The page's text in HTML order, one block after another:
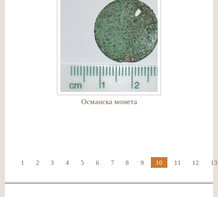
Османска монета
1 2 3 4 5 6 7 8 9 10 11 12 13